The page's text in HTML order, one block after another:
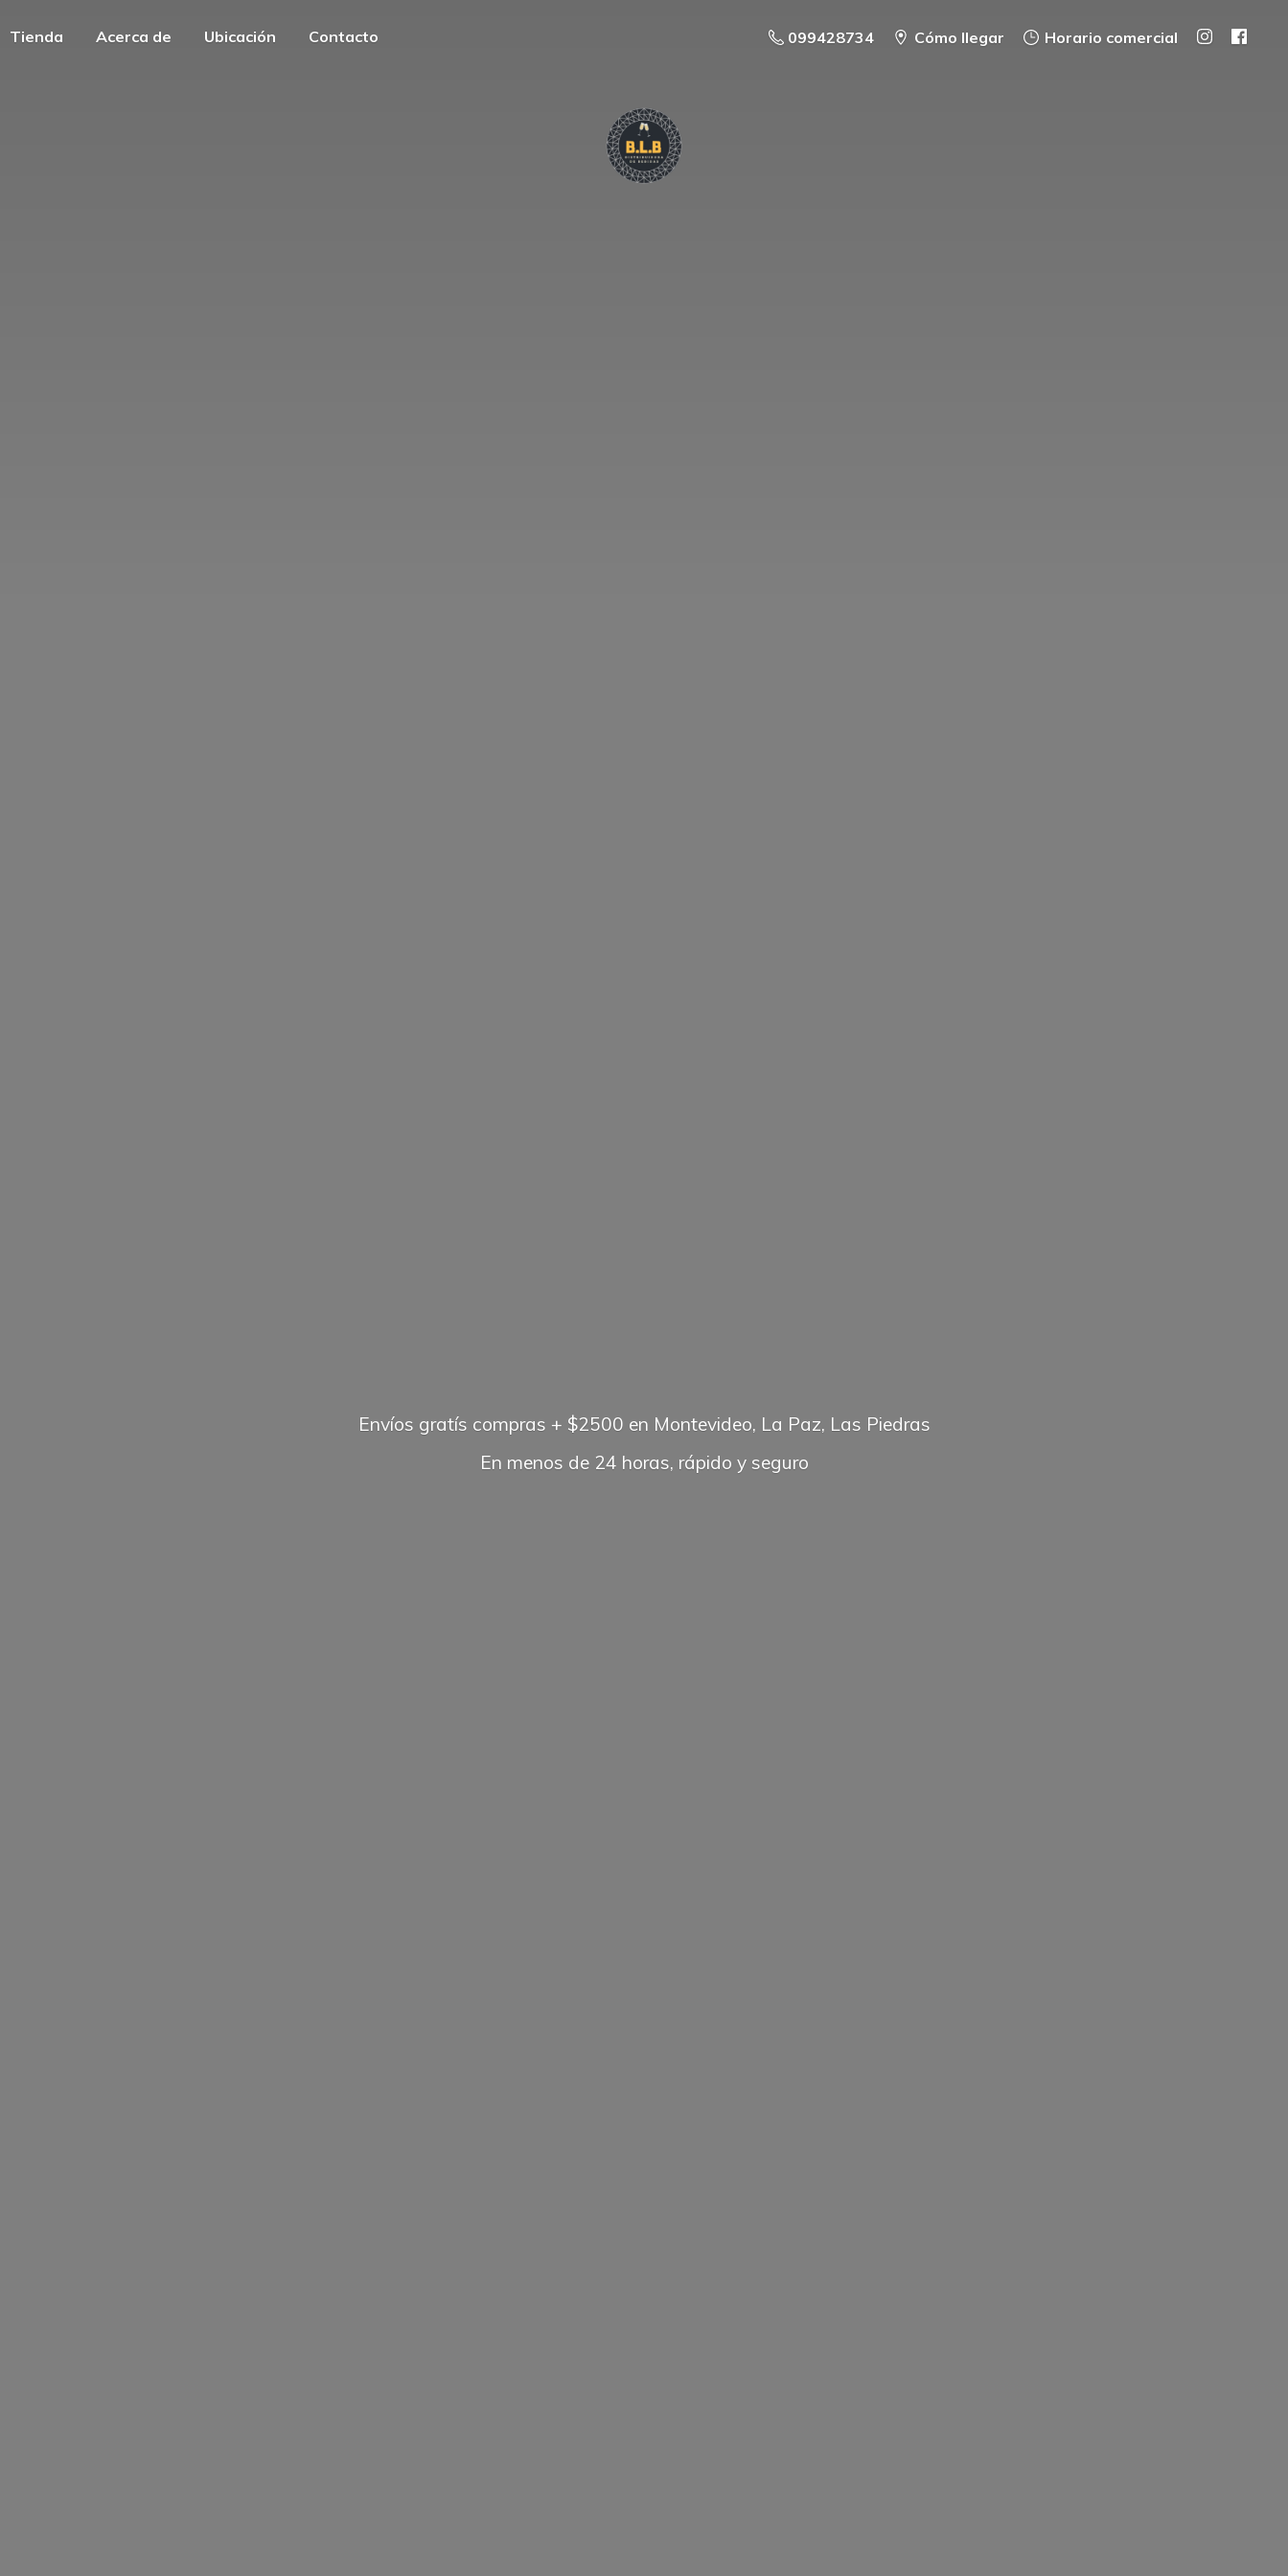
Tienda Acerca de Ubicación Contacto 099428734 Cómo llegar Horario comercial
Envíos gratís compras + $2500 en Montevideo, La Paz, Las Piedras
En menos de 24 horas, rápido y seguro